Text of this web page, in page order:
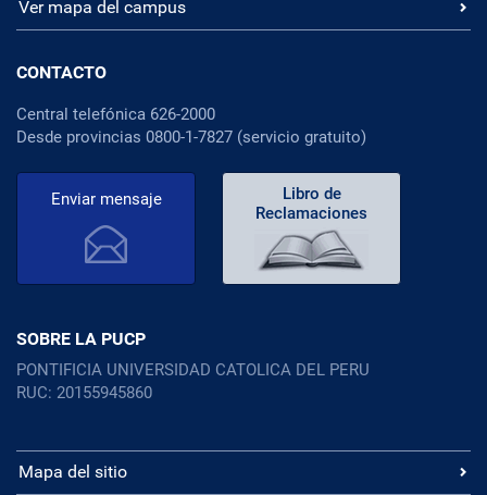
Ver mapa del campus
CONTACTO
Central telefónica 626-2000
Desde provincias 0800-1-7827 (servicio gratuito)
Enviar mensaje
Libro de
Reclamaciones
SOBRE LA PUCP
PONTIFICIA UNIVERSIDAD CATOLICA DEL PERU
RUC: 20155945860
Mapa del sitio